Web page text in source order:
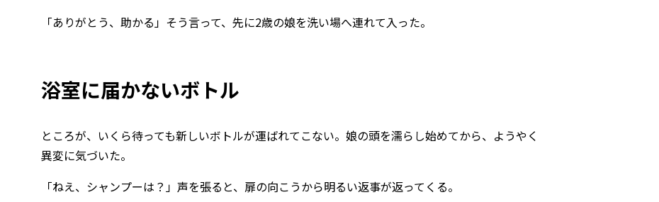
「ありがとう、助かる」そう言って、先に2歳の娘を洗い場へ連れて入った。
浴室に届かないボトル
ところが、いくら待っても新しいボトルが運ばれてこない。娘の頭を濡らし始めてから、ようやく
異変に気づいた。
「ねえ、シャンプーは？」声を張ると、扉の向こうから明るい返事が返ってくる。